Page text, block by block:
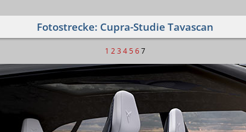
Fotostrecke: Cupra-Studie Tavascan
1 2 3 4 5 6 7